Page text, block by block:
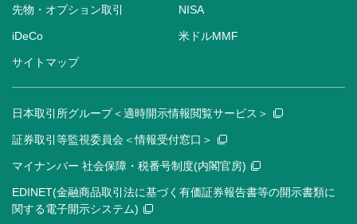
先物・オプション取引 NISA
iDeCo 米ドルMMF
サイトマップ
日本取引所グループ＜適時開示情報閲覧サービス＞
証券取引等監視委員会＜情報受付窓口＞
マイナンバー 社会保障・税番号制度(内閣官房)
EDINET(金融商品取引法に基づく有価証券報告書等の開示書類に
関する電子開示システム)